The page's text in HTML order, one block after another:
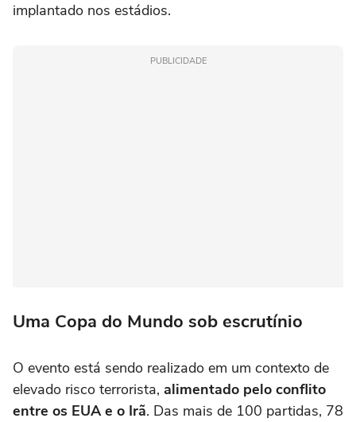
implantado nos estádios.
PUBLICIDADE
Uma Copa do Mundo sob escrutínio
O evento está sendo realizado em um contexto de
elevado risco terrorista, alimentado pelo conflito
entre os EUA e o Irã. Das mais de 100 partidas, 78